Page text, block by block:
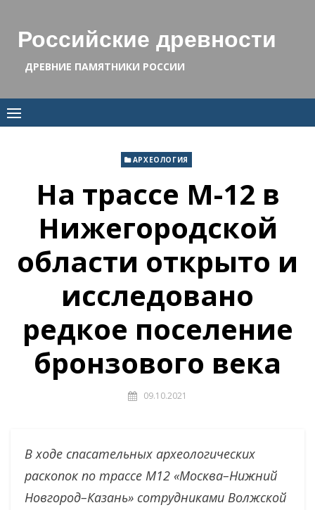
contentРоссийские древности
ДРЕВНИЕ ПАМЯТНИКИ РОССИИ
АРХЕОЛОГИЯ
На трассе М-12 в
Нижегородской
области открыто и
исследовано
редкое поселение
бронзового века
09.10.2021
В ходе спасательных археологических
раскопок по трассе М12 «Москва–Нижний
Новгород–Казань» сотрудниками Волжской